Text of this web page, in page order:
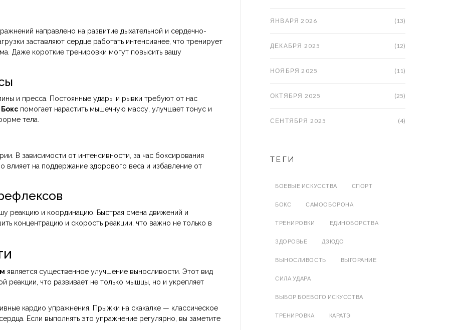
направлено на развитие дыхательной и сердечно-
заставляют сердце работать интенсивнее, что тренирует
Даже короткие тренировки могут повысить вашу
и пресса. Постоянные удары и рывки требуют от нас
Бокс помогает нарастить мышечную массу, улучшает тонус и
тела.
В зависимости от интенсивности, за час боксирования
на поддержание здорового веса и избавление от
реакцию и координацию. Быстрая смена движений и
концентрацию и скорость реакции, что важно не только в
является существенное улучшение выносливости. Этот вид
реакции, что развивает не только мышцы, но и укрепляет
кардио упражнения. Прыжки на скакалке — классическое
Если выполнять это упражнение регулярно, вы заметите
ЯНВАРЯ 2026 (13)
ДЕКАБРЯ 2025 (12)
НОЯБРЯ 2025 (11)
ОКТЯБРЯ 2025 (25)
СЕНТЯБРЯ 2025 (4)
ТЕГИ
БОЕВЫЕ ИСКУССТВА СПОРТ
БОКС САМООБОРОНА
ТРЕНИРОВКИ ЕДИНОБОРСТВА
ЗДОРОВЬЕ ДЗЮДО
ВЫНОСЛИВОСТЬ ВЫГОРАНИЕ
СИЛА УДАРА
ВЫБОР БОЕВОГО ИСКУССТВА
ТРЕНИРОВКА КАРАТЭ